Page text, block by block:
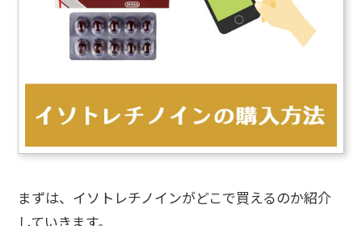
まずは、イソトレチノインがどこで買えるのか紹介